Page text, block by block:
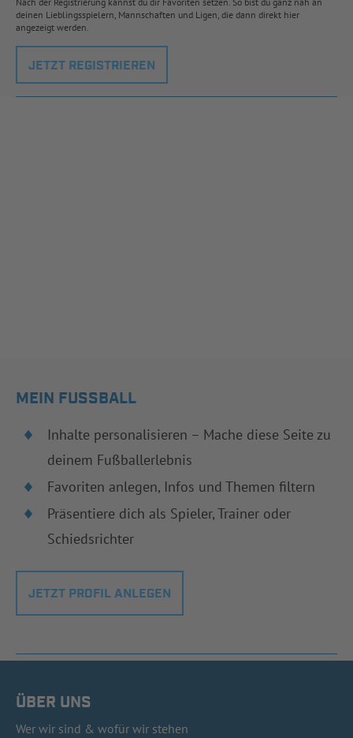
deinen Lieblingsspielern, Mannschaften und Ligen, die dann direkt hier
angezeigt werden.
JETZT REGISTRIEREN
MEIN FUSSBALL
Inhalte personalisieren – Mache diese Seite zu
deinem Fußballerlebnis
Favoriten anlegen, Infos und Themen filtern
Präsentiere dich als Spieler, Trainer oder
Schiedsrichter
JETZT PROFIL ANLEGEN
ÜBER UNS
Wer wir sind & wofür wir stehen